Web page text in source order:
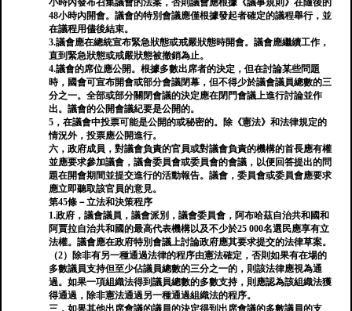
小時內發布召集議會的法案，否則議會應根據《議事規則》在隨後的
48小時內開會。議會的特別會議應僅根據發起者確定的議程舉行，並
在議程用儘後結束。
3.議會應在總統宣布緊急狀態或戒嚴狀態時開會。議會應繼續工作，
直到緊急狀態或戒嚴狀態被撤銷為止。
4.議會的席位應公開。根據多數出席者的決定，但在討論某些問題
時，國會可宣布開會或部分會議閉幕，但不得少於議會議員總數的三
分之一。全部或部分關閉會議的決定應在閉門會議上進行討論並作
出。議會的公開會議紀要是公開的。
5，在議會中投票可能是公開的或秘密的。除《憲法》和法律規定的
情況外，投票應公開進行。
六，政府成員，對議會負責的官員或對議會負責的機構的首長應有權
並應要求參加議會，議會委員會或委員會的會議，以便回答提出的問
題在開會期間並提交進行的活動報告。議會，委員會或委員會應要求
應立即聽取該官員的意見。
第45條－立法和決策程序
1.政府，議會議員，議會派別，議會委員會，阿布哈茲自治共和國和
阿賈拉自治共和國的最高代表機構以及不少於25 000名選民應享有立
法權。議會應在政府特別會議上討論政府應其要求提交的法律草案。
（2）除非有另一種通過法律的程序由憲法確定，否則如果有在場的
多數議員支持但至少佔議員總數的三分之一的，則該法律應視為通
過。如果一項組織法得到議員總數的多數支持，則應認為該組織法獲
得通過，除非憲法通過另一種通過組織法的程序。
三，如果其他出席會議的議員的決定得到出席會議的多數議員的支